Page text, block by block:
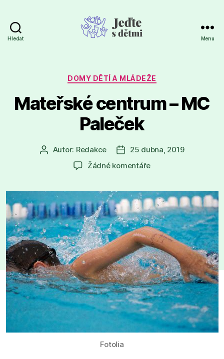
Hledat Menu
Rubriky
DOMY DĚTÍ A MLÁDEŽE
Mateřské centrum – MC
Paleček
Autor
příspěvku
Autor: Redakce
Datum
příspěvku
25 dubna, 2019
Žádné komentářeu
názvem
Mateřské
centrum
–
MC
Paleček
Fotolia